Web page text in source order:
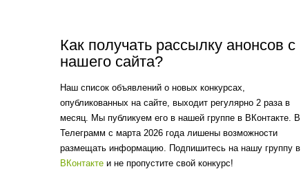
Как получать рассылку анонсов с
нашего сайта?
Наш список объявлений о новых конкурсах,
опубликованных на сайте, выходит регулярно 2 раза в
месяц. Мы публикуем его в нашей группе в ВКонтакте. В
Телеграмм с марта 2026 года лишены возможности
размещать информацию. Подпишитесь на нашу группу в
ВКонтакте и не пропустите свой конкурс!